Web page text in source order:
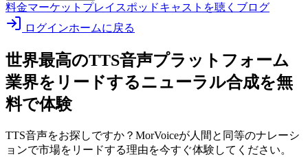
料金マーケットプレイスポッドキャストを聴く ブログ
ログインホームに戻る
世界最高のTTS音声プラットフォーム
業界をリードするニューラル合成を無
料で体験
TTS音声をお探しですか？MorVoiceが人間と同等のナレーシ
ョンで市場をリードする理由を今すぐ体験してください。